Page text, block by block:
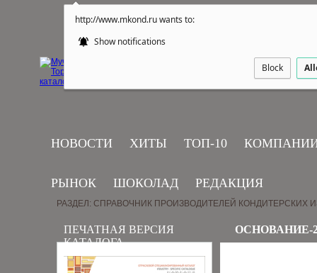
http://www.mkond.ru wants to:
Show notifications
Block
НОВОСТИ ХИТЫ ТОП-10
РЫНОК ШОКОЛАД РЕДАКЦИЯ
ПЕЧАТНАЯ ВЕРСИЯ
КАТАЛОГА
РАЗДЕЛ: СПРАВОЧНИК ПРОИЗВОДИТЕЛЕЙ КОНДИТЕРСКИХ
ОСНОВАНИЕ-